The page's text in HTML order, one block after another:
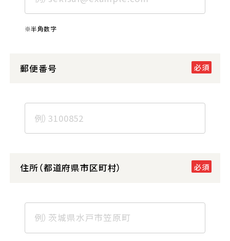
※半角数字
郵便番号
住所（都道府県市区町村）